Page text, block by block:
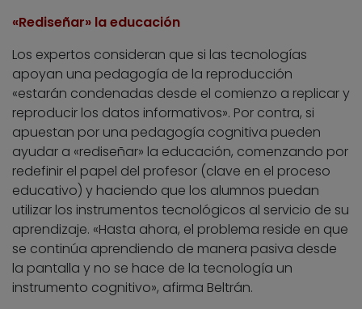
«Rediseñar» la educación
Los expertos consideran que si las tecnologías
apoyan una pedagogía de la reproducción
«estarán condenadas desde el comienzo a replicar y
reproducir los datos informativos». Por contra, si
apuestan por una pedagogía cognitiva pueden
ayudar a «rediseñar» la educación, comenzando por
redefinir el papel del profesor (clave en el proceso
educativo) y haciendo que los alumnos puedan
utilizar los instrumentos tecnológicos al servicio de su
aprendizaje. «Hasta ahora, el problema reside en que
se continúa aprendiendo de manera pasiva desde
la pantalla y no se hace de la tecnología un
instrumento cognitivo», afirma Beltrán.